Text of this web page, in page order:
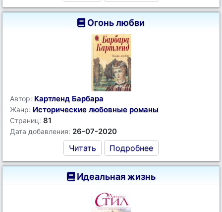
Огонь любви
Автор: Картленд Барбара
Жанр: Исторические любовные романы
Страниц: 81
Дата добавления: 26-07-2020
Читать Подробнее
Идеальная жизнь